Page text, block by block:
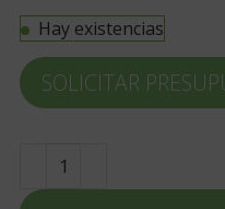
Hay existencias
SOLICITAR